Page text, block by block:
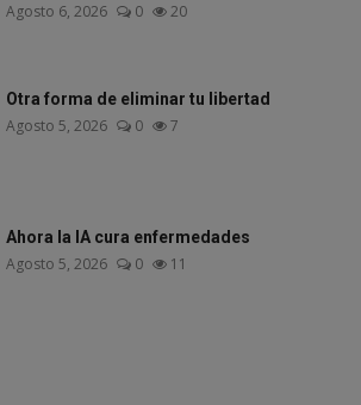
Agosto 6, 2026 0 20
Otra forma de eliminar tu libertad
Agosto 5, 2026 0 7
Ahora la IA cura enfermedades
Agosto 5, 2026 0 11